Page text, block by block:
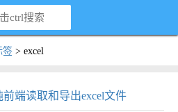
签 > excel
前端读取和导出excel文件